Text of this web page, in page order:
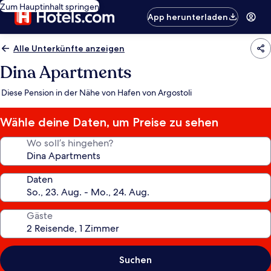
Zum Hauptinhalt springen
App herunterladen
Alle Unterkünfte anzeigen
Dina Apartments
Diese Pension in der Nähe von Hafen von Argostoli
Wähle deine Daten, um Preise zu sehen
Wo soll’s hingehen?
Daten
Gäste
Suchen